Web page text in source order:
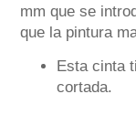
mm que se
que la pintura
Esta cinta
cortada.